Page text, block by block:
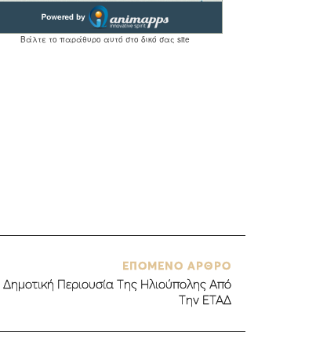
ΕΠΟΜΕΝΟ ΑΡΘΡΟ
Περιουσία Της Ηλιούπολης Από
Την ΕΤΑΔ